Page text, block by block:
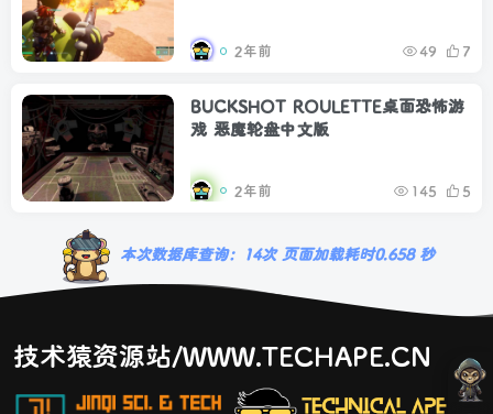
2年前 49 7
BUCKSHOT ROULETTE桌面恐怖游
戏 恶魔轮盘中文版
2年前 145 5
本次数据库查询：14次 页面加载耗时0.658 秒
技术猿资源站/WWW.TECHAPE.CN